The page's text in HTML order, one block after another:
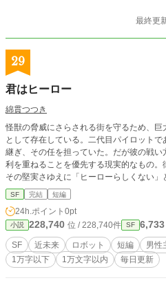
最終更
29
君はヒーロー
綿貫つつき
怪獣の脅威にさらされる街を守るため、
として存在している。二代目パイロット
継ぎ、その任を担っていた。だが彼の戦
利を重ねることを優先する現実的なもの。
その堅実さゆえに「ヒーローらしくない」と評価さ
のは、ただの勝利ではなく、圧倒的な力で
た。周囲との価値観のずれに戸惑いながら
戦い続ける。しかしある戦闘をきっかけに
る。 理想のヒーロー像とは何か。守るべきものは結果か、それとも人々の期待
か。合理と感情がせめぎ合う中で、ひと
―。
SF 完結 短編
24h.ポイント 0pt
小説 228,740 位 / 228,740件 SF 6,733
SF 近未来 ロボット 短編 男性
1万字以下
1万文字以内 毎日更新